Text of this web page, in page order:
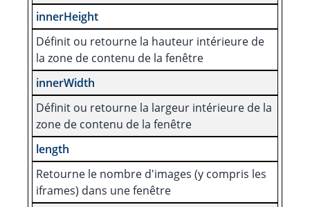
innerHeight
Définit ou retourne la hauteur intérieure de
la zone de contenu de la fenêtre
innerWidth
Définit ou retourne la largeur intérieure de la
zone de contenu de la fenêtre
length
Retourne le nombre d'images (y compris les
iframes) dans une fenêtre